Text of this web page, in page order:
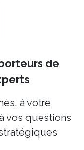
de
à votre
vos questions